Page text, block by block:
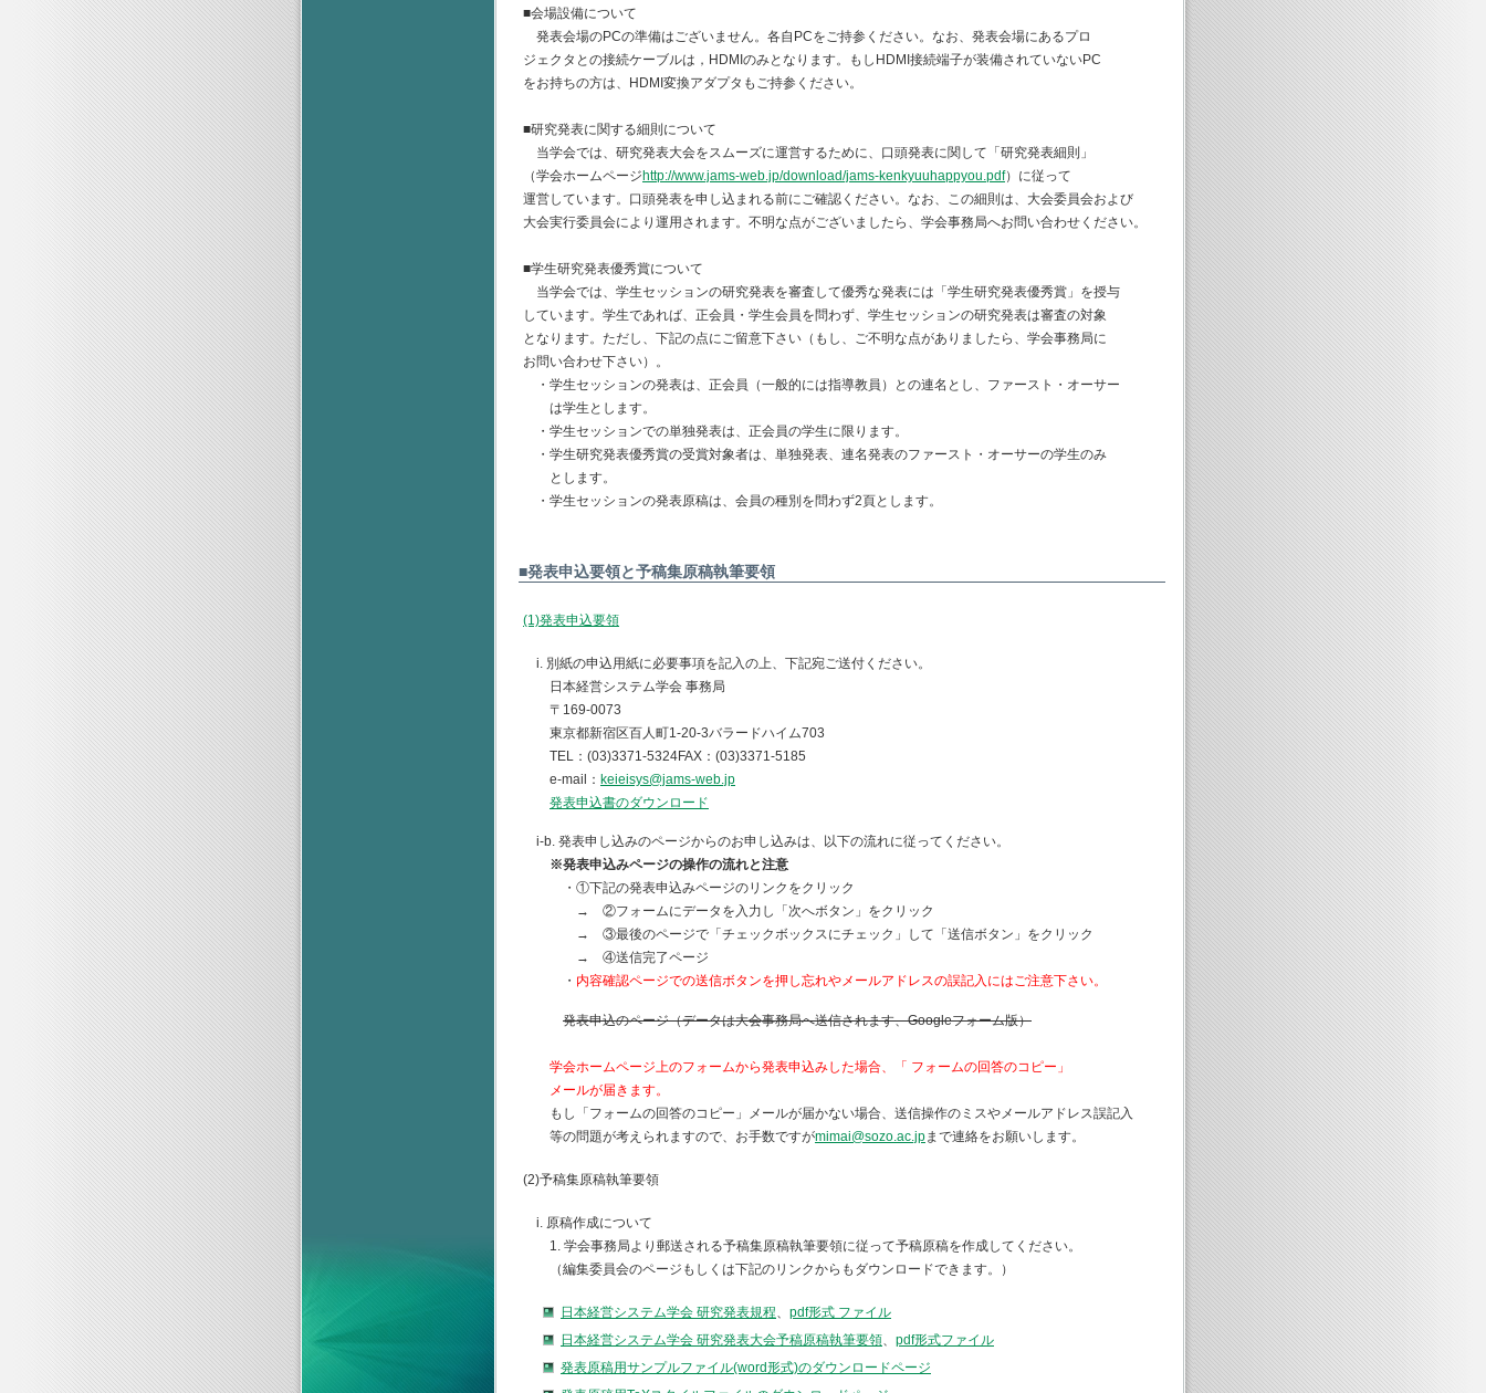
■会場設備について
発表会場のPCの準備はございません。各自PCをご持参ください。なお、発表会場にあるプロ
ジェクタとの接続ケーブルは，HDMIのみとなります。もしHDMI接続端子が装備されていないPC
をお持ちの方は、HDMI変換アダプタもご持参ください。
■研究発表に関する細則について
当学会では、研究発表大会をスムーズに運営するために、口頭発表に関して「研究発表細則」
（学会ホームページhttp://www.jams-web.jp/download/jams-kenkyuuhappyou.pdf）に従って
運営しています。口頭発表を申し込まれる前にご確認ください。なお、この細則は、大会委員会および
大会実行委員会により運用されます。不明な点がございましたら、学会事務局へお問い合わせください。
■学生研究発表優秀賞について
当学会では、学生セッションの研究発表を審査して優秀な発表には「学生研究発表優秀賞」を授与
しています。学生であれば、正会員・学生会員を問わず、学生セッションの研究発表は審査の対象
となります。ただし、下記の点にご留意下さい（もし、ご不明な点がありましたら、学会事務局に
お問い合わせ下さい）。
・学生セッションの発表は、正会員（一般的には指導教員）との連名とし、ファースト・オーサー
は学生とします。
・学生セッションでの単独発表は、正会員の学生に限ります。
・学生研究発表優秀賞の受賞対象者は、単独発表、連名発表のファースト・オーサーの学生のみ
とします。
・学生セッションの発表原稿は、会員の種別を問わず2頁とします。
■発表申込要領と予稿集原稿執筆要領
(1)発表申込要領
i. 別紙の申込用紙に必要事項を記入の上、下記宛ご送付ください。
日本経営システム学会 事務局
〒169-0073
東京都新宿区百人町1-20-3バラードハイム703
TEL：(03)3371-5324FAX：(03)3371-5185
e-mail： keieisys@jams-web.jp
発表申込書のダウンロード
i-b. 発表申し込みのページからのお申し込みは、以下の流れに従ってください。
※発表申込みページの操作の流れと注意
・①下記の発表申込みページのリンクをクリック
→ ②フォームにデータを入力し「次へボタン」をクリック
→ ③最後のページで「チェックボックスにチェック」して「送信ボタン」をクリック
→ ④送信完了ページ
・ 内容確認ページでの送信ボタンを押し忘れやメールアドレスの誤記入にはご注意下さい。
発表申込のページ（データは大会事務局へ送信されます、Googleフォーム版）
学会ホームページ上のフォームから発表申込みした場合、「 フォームの回答のコピー」
メールが届きます。
もし「フォームの回答のコピー」メールが届かない場合、送信操作のミスやメールアドレス誤記入
等の問題が考えられますので、お手数ですがmimai@sozo.ac.jpまで連絡をお願いします。
(2)予稿集原稿執筆要領
i. 原稿作成について
1. 学会事務局より郵送される予稿集原稿執筆要領に従って予稿原稿を作成してください。
（編集委員会のページもしくは下記のリンクからもダウンロードできます。）
日本経営システム学会 研究発表規程
pdf形式 ファイル
日本経営システム学会 研究発表大会予稿原稿執筆要領
pdf形式ファイル
発表原稿用サンプルファイル(word形式)のダウンロードページ